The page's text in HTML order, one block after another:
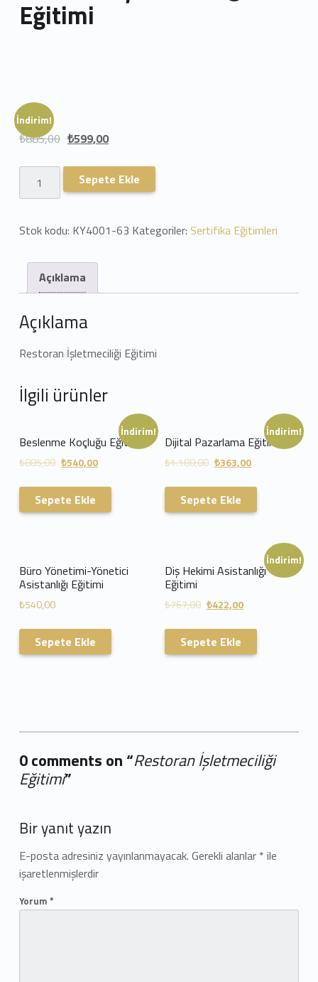
Eğitimi
İndirim!
₺885,00 ₺599,00
Restoran İşletmeciliği Eğitimi adet
Sepete Ekle
Stok kodu: KY4001-63 Kategoriler: Sertifika Eğitimleri
Açıklama
Açıklama
Restoran İşletmeciliği Eğitimi
İlgili ürünler
İndirim!
Beslenme Koçluğu Eğitimi
₺885,00 ₺540,00
Sepete Ekle
İndirim!
Dijital Pazarlama Eğitimi
₺1.180,00 ₺363,00
Sepete Ekle
Büro Yönetimi-Yönetici
Asistanlığı Eğitimi
₺540,00
Sepete Ekle
İndirim!
Diş Hekimi Asistanlığı
Eğitimi
₺767,00 ₺422,00
Sepete Ekle
0 comments on “Restoran İşletmeciliği
Eğitimi”
Bir yanıt yazın
E-posta adresiniz yayınlanmayacak. Gerekli alanlar * ile
işaretlenmişlerdir
Yorum *